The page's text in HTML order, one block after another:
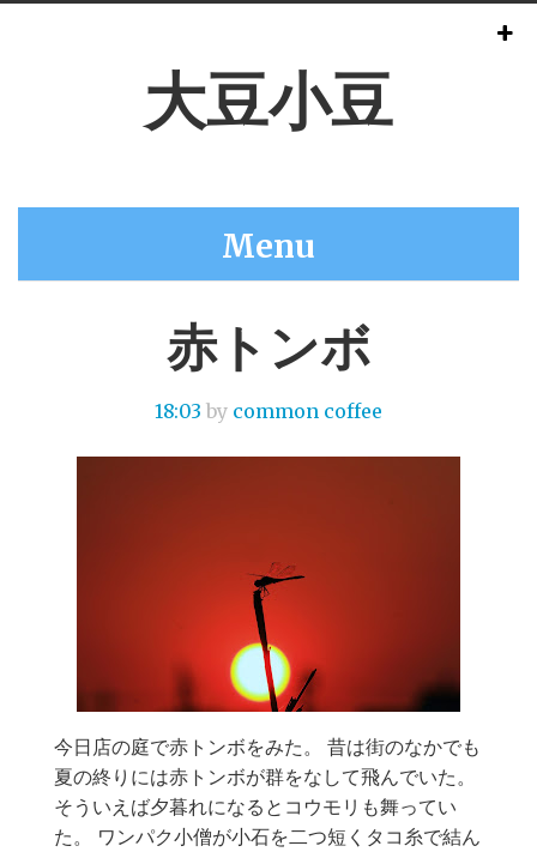
大豆小豆
Menu
赤トンボ
18:03 by common coffee
今日店の庭で赤トンボをみた。 昔は街のなかでも
夏の終りには赤トンボが群をなして飛んでいた。
そういえば夕暮れになるとコウモリも舞ってい
た。 ワンパク小僧が小石を二つ短くタコ糸で結ん